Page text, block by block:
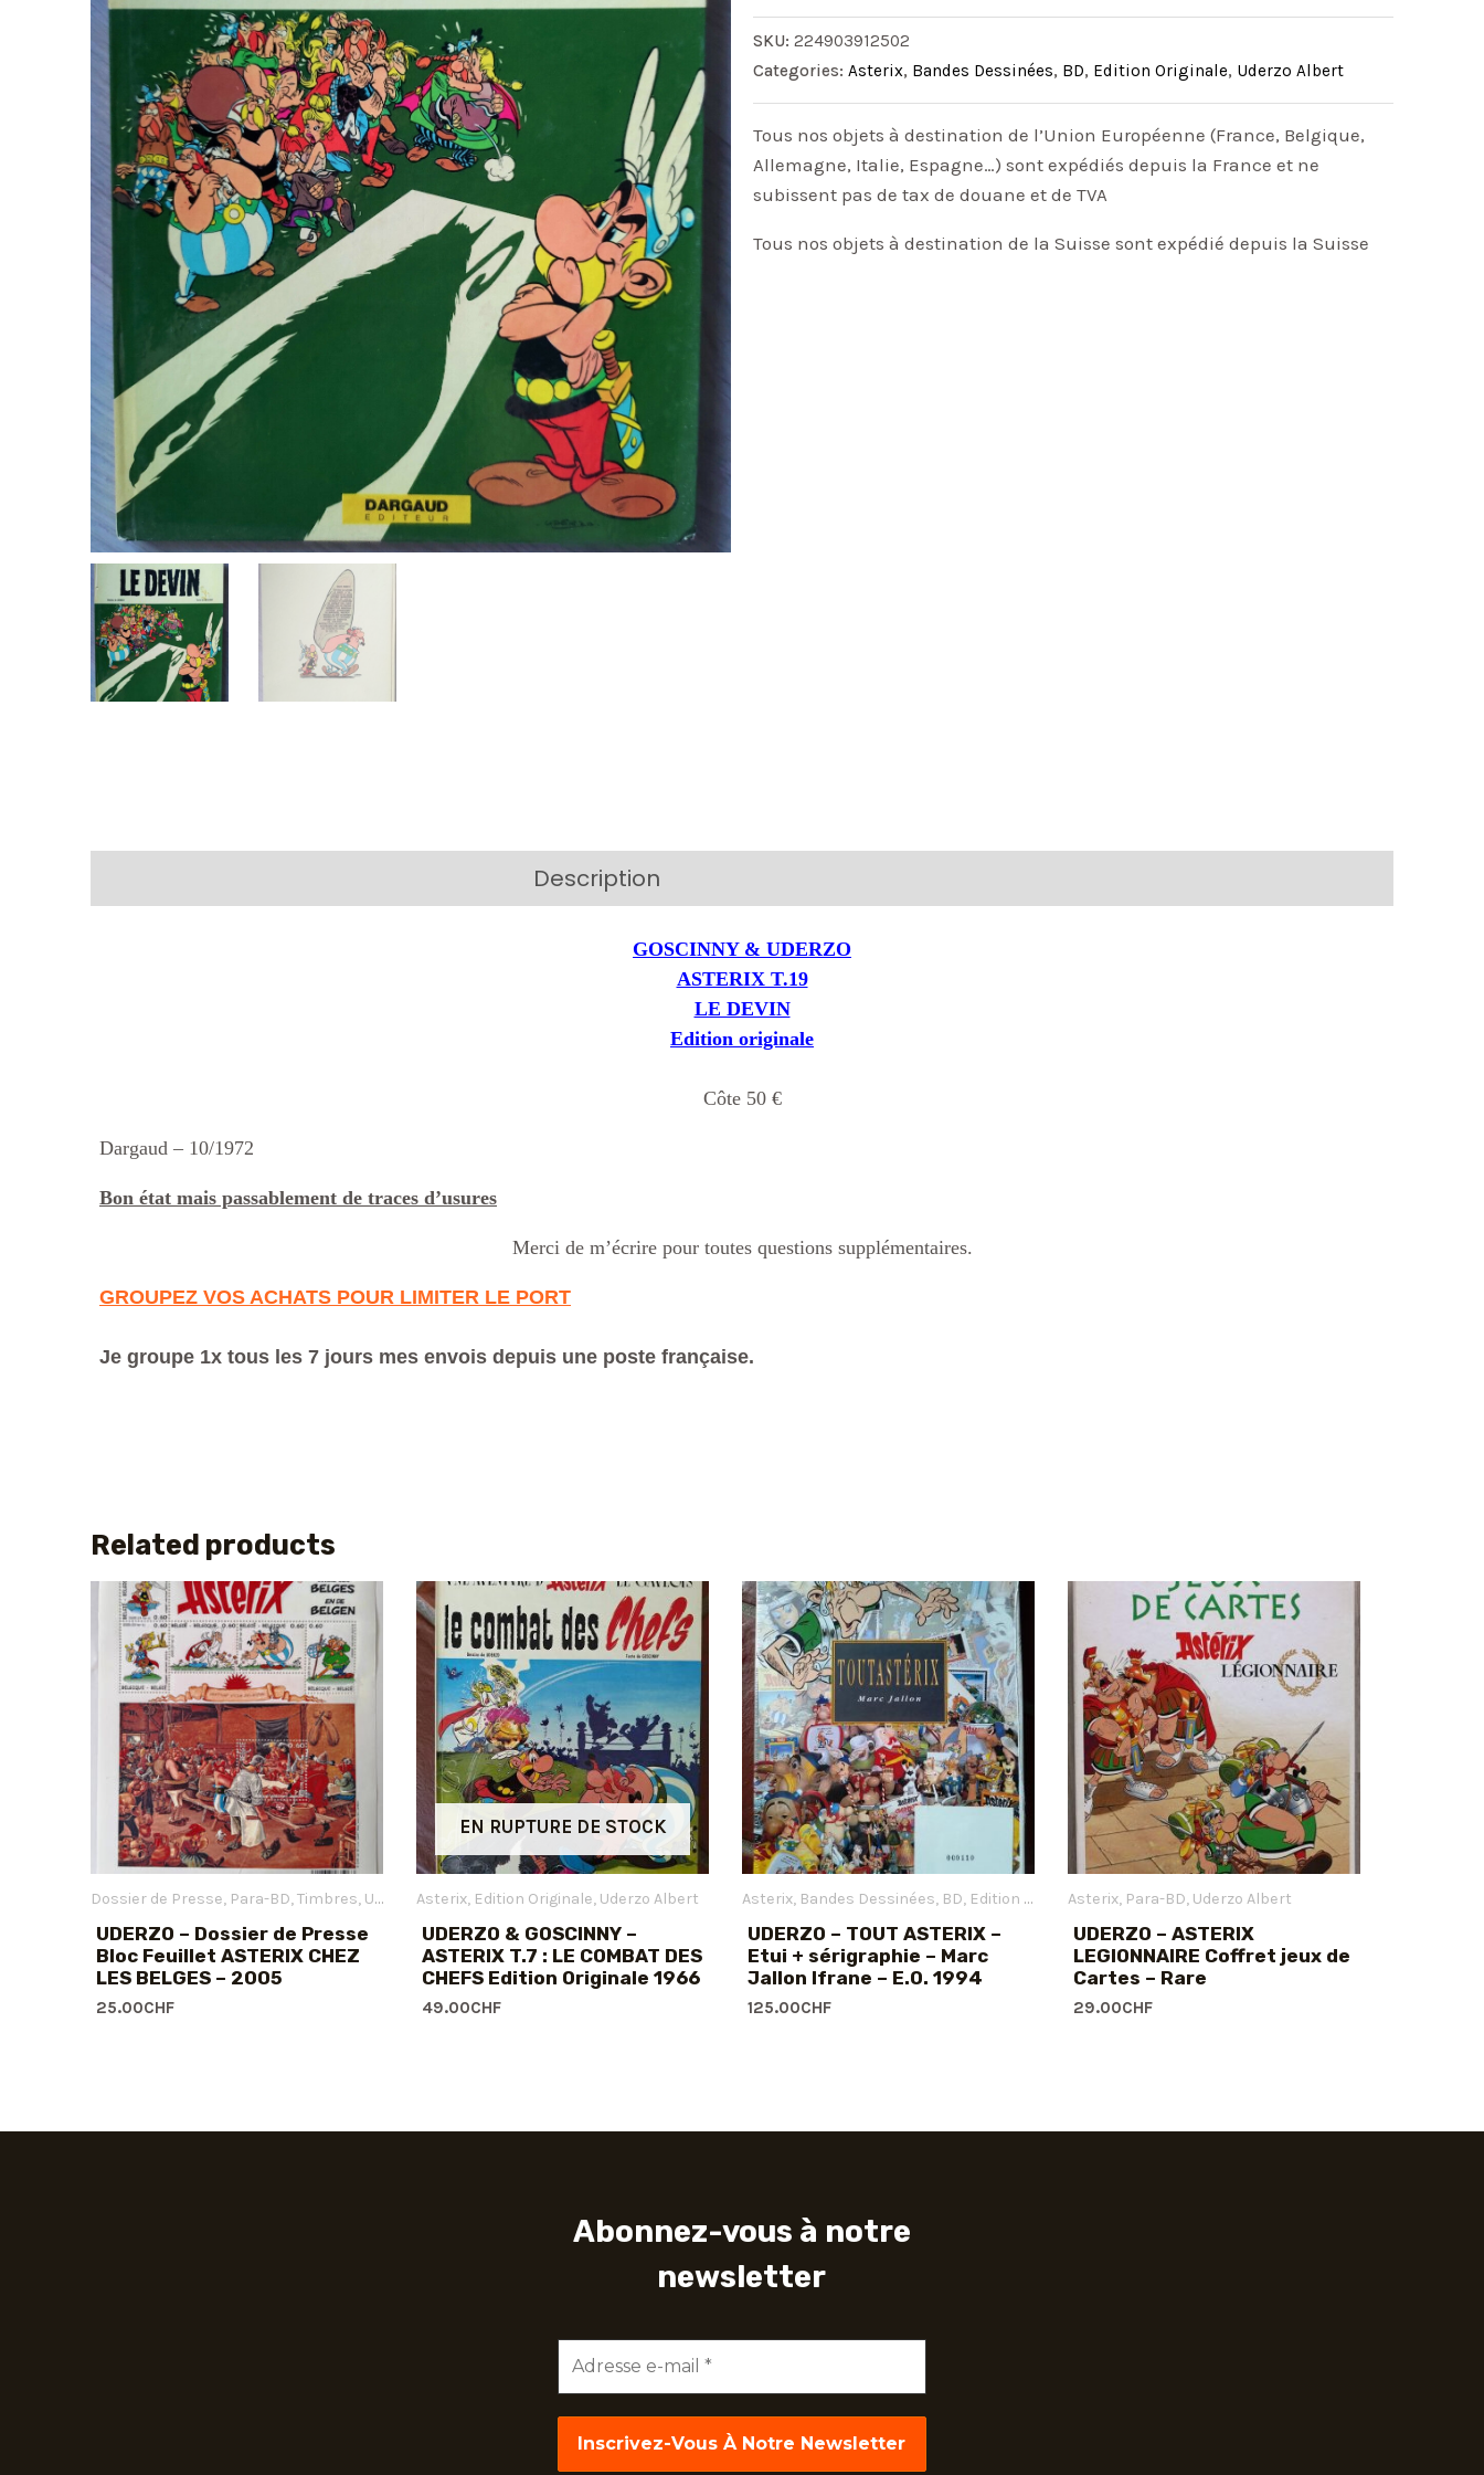
SKU: 224903912502
Categories: Asterix, Bandes Dessinées, BD, Edition Originale, Uderzo Albert
Tous nos objets à destination de l’Union Européenne (France, Belgique,
Allemagne, Italie, Espagne…) sont expédiés depuis la France et ne
subissent pas de tax de douane et de TVA
Tous nos objets à destination de la Suisse sont expédié depuis la Suisse
Description
GOSCINNY & UDERZO
ASTERIX T.19
LE DEVIN
Edition originale
Côte 50 €
Dargaud – 10/1972
Bon état mais passablement de traces d’usures
Merci de m’écrire pour toutes questions supplémentaires.
GROUPEZ VOS ACHATS POUR LIMITER LE PORT
Je groupe 1x tous les 7 jours mes envois depuis une poste française.
Related products
Dossier de Presse Para-BD Timbres Uderzo Albert
UDERZO – Dossier de Presse
Bloc Feuillet ASTERIX CHEZ
LES BELGES – 2005
25.00CHF
EN RUPTURE DE STOCK
Asterix Edition Originale Uderzo Albert
UDERZO & GOSCINNY –
ASTERIX T.7 : LE COMBAT DES
CHEFS Edition Originale 1966
49.00CHF
Asterix Bandes Dessinées BD Edition Originale Uderzo Albert
UDERZO – TOUT ASTERIX –
Etui + sérigraphie – Marc
Jallon Ifrane – E.O. 1994
125.00CHF
Asterix Para-BD Uderzo Albert
UDERZO – ASTERIX
LEGIONNAIRE Coffret jeux de
Cartes – Rare
29.00CHF
Abonnez-vous à notre
newsletter
mail